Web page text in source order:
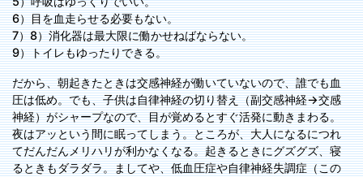
6）目を血走らせる必要もない。
7）8）消化器は最大限に働かせねばならない。
9）トイレもゆったりできる。
だから、朝起きたときは交感神経が働いていないので、誰でも血
圧は低め。でも、子供は自律神経の切り替え（副交感神経→交感
神経）がシャープなので、目が覚めるとすぐ活発に動きまわる。
夜はアッという間に眠ってしまう。ところが、大人になるにつれ
てだんだんメリハリが利かなくなる。起きるときにグズグズ、寝
るときもダラダラ。ましてや、低血圧症や自律神経失調症（この